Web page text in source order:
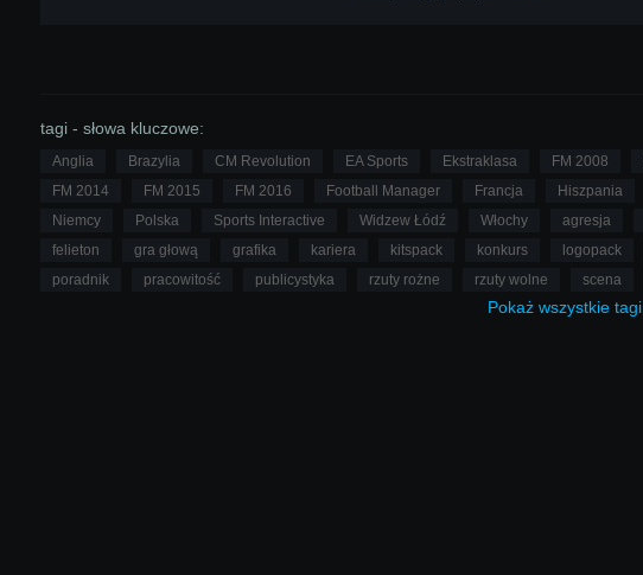
tagi - słowa kluczowe:
Anglia Brazylia CM Revolution EA Sports Ekstraklasa FM 2008
FM 2014
FM 2015 FM 2016 Football Manager Francja Hiszpania
Niemcy
Polska Sports Interactive Widzew Łódź Włochy agresja
felieton
gra głową grafika kariera kitspack konkurs logopack
poradnik
pracowitość publicystyka rzuty rożne rzuty wolne scena
Pokaż wszystkietagi